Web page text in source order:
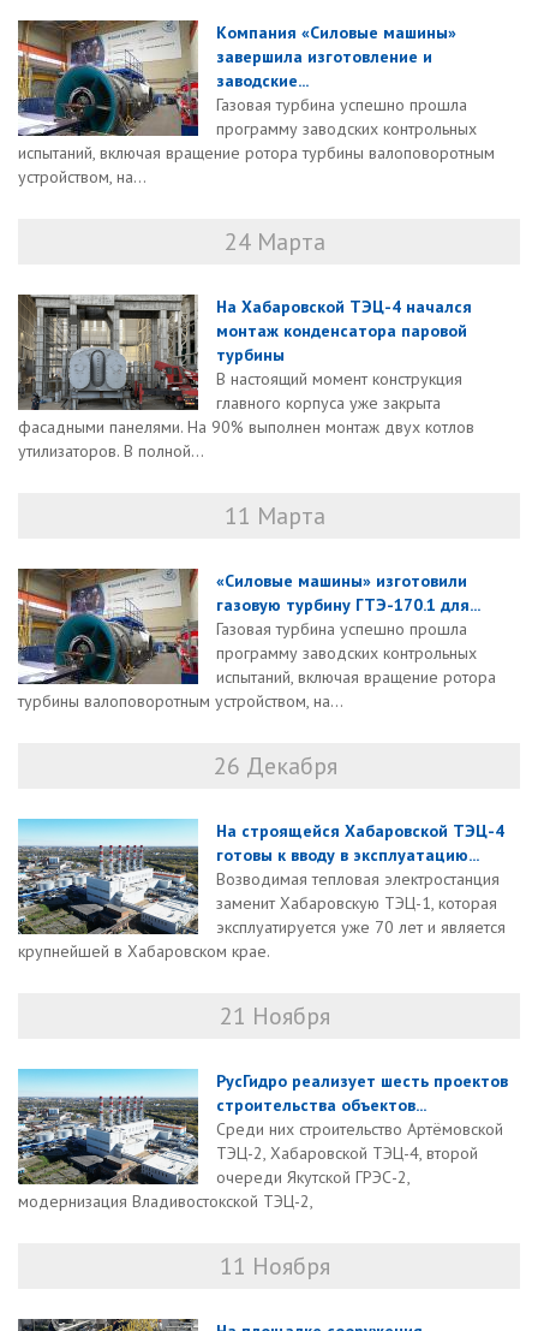
Компания «Силовые машины»
завершила изготовление и
заводские...
Газовая турбина успешно прошла
программу заводских контрольных
испытаний, включая вращение ротора турбины валоповоротным
устройством, на...
24 Марта
На Хабаровской ТЭЦ-4 начался
монтаж конденсатора паровой
турбины
В настоящий момент конструкция
главного корпуса уже закрыта
фасадными панелями. На 90% выполнен монтаж двух котлов
утилизаторов. В полной...
11 Марта
«Силовые машины» изготовили
газовую турбину ГТЭ-170.1 для...
Газовая турбина успешно прошла
программу заводских контрольных
испытаний, включая вращение ротора
турбины валоповоротным устройством, на...
26 Декабря
На строящейся Хабаровской ТЭЦ-4
готовы к вводу в эксплуатацию...
Возводимая тепловая электростанция
заменит Хабаровскую ТЭЦ-1, которая
эксплуатируется уже 70 лет и является
крупнейшей в Хабаровском крае.
21 Ноября
РусГидро реализует шесть проектов
строительства объектов...
Среди них строительство Артёмовской
ТЭЦ-2, Хабаровской ТЭЦ-4, второй
очереди Якутской ГРЭС-2,
модернизация Владивостокской ТЭЦ-2,
11 Ноября